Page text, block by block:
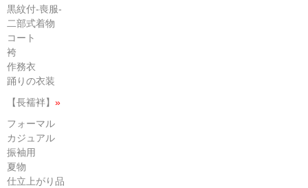
黒紋付-喪服-
二部式着物
コート
袴
作務衣
踊りの衣装
【長襦袢】 »
フォーマル
カジュアル
振袖用
夏物
仕立上がり品